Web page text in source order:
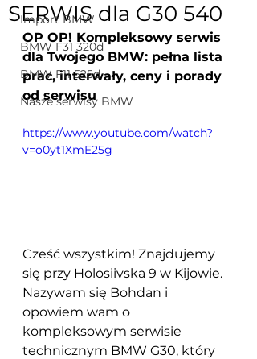
Import BMW
BMW F31 320d
BMW F11 525d
Nasze serwisy BMW
SERWIS dla G30 540
OP OP! Kompleksowy serwis
dla Twojego BMW: pełna lista
prac, interwały, ceny i porady
od serwisu
https://www.youtube.com/watch?
v=o0yt1XmE25g
Cześć wszystkim! Znajdujemy
się przy Holosiivska 9 w Kijowie.
Nazywam się Bohdan i
opowiem wam o
kompleksowym serwisie
technicznym BMW G30, który